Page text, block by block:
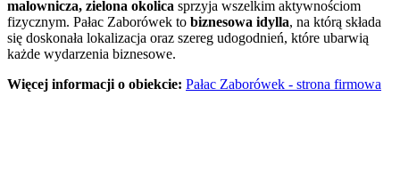
malownicza, zielona okolica sprzyja wszelkim aktywnościom
fizycznym. Pałac Zaborówek to biznesowa idylla, na którą składa
się doskonała lokalizacja oraz szereg udogodnień, które ubarwią
każde wydarzenia biznesowe.
Więcej informacji o obiekcie: Pałac Zaborówek - strona firmowa